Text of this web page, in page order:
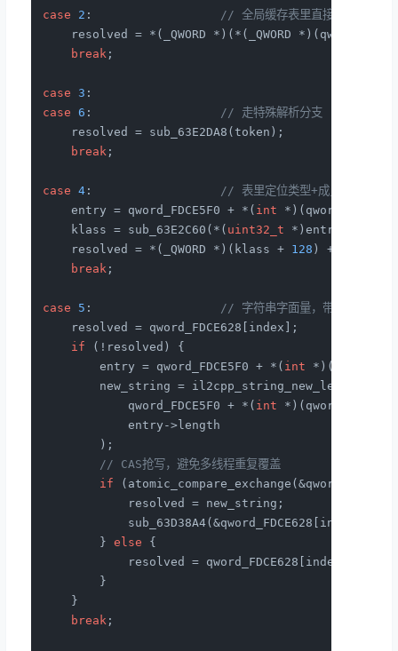
case 2 : // 全局缓存表里直接取
resolved = *(_QWORD *)(*(_QWORD
break;
case 3
case 6 : // 走特殊解析分支
    resolved = sub_63E2DA8(token);
break;
case 4: // 表里定位类型+成员索引，再
    entry = qword_FDCE5F0 + *(
int
    klass = sub_63E2C60(*(
uint32_t *)entry,
    resolved = *(_QWORD *)(klass +
128) +
break;
case 5 : // 字符串字面量，带CAS缓存
    resolved = qword_FDCE628[index];
if (!resolved) {
        entry = qword_FDCE5F0 + *(
int
        new_string = il2cpp_string_new_len_0(
            qword_FDCE5F0 + *(
int
            entry->length
        );
// CAS抢写，避免多线程重复覆盖
if
            resolved = new_string;
            sub_63D38A4(&qword_FDCE628[index]);
        }
else {
            resolved = qword_FDCE628[index];
        }
    }
break;